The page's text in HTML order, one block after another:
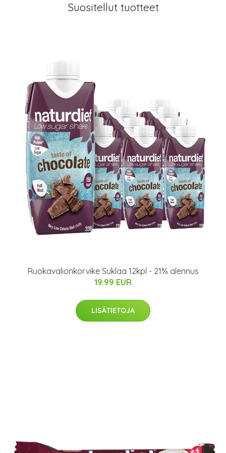
Suositellut tuotteet
Ruokavalionkorvike Suklaa 12kpl - 21% alennus
19.99 EUR
LISÄTIETOJA